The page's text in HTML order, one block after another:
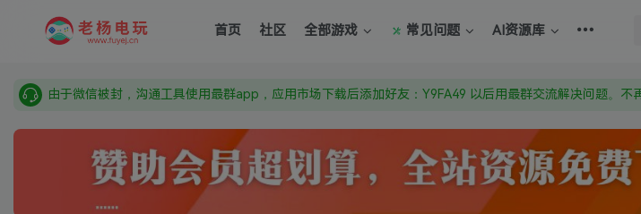
首页 社区 全部游戏 常见问题 AI资源库
需要什么游戏请联系客服，若链接失效请联系客服，百度网盘边上的激活码也是解压密码
由于微信被封，沟通工具使用最群app，应用市场下载后添加好友：Y9FA49 以后用最群交流解决问题。不